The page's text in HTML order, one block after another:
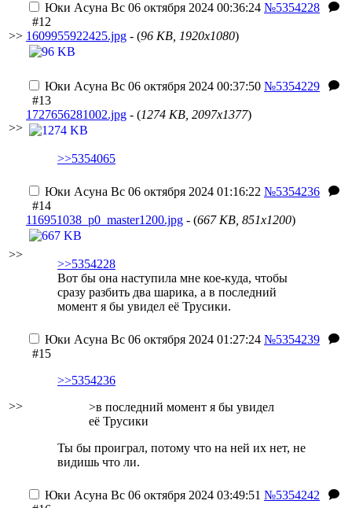
>>
Юки Асуна Вс 06 октября 2024 00:36:24 №5354228
#12
1609955922425.jpg - (96 KB, 1920x1080)
>>
Юки Асуна Вс 06 октября 2024 00:37:50 №5354229
#13
1727656281002.jpg - (1274 KB, 2097x1377)
>>5354065
>>
Юки Асуна Вс 06 октября 2024 01:16:22 №5354236
#14
116951038_p0_master1200.jpg - (667 KB, 851x1200)
>>5354228
Вот бы она наступила мне кое-куда, чтобы
сразу разбить два шарика, а в последний
момент я бы увидел её Трусики.
>>
Юки Асуна Вс 06 октября 2024 01:27:24 №5354239
#15
>>5354236
>в последний момент я бы увидел
её Трусики
Ты бы проиграл, потому что на ней их нет, не
видишь что ли.
Юки Асуна Вс 06 октября 2024 03:49:51 №5354242